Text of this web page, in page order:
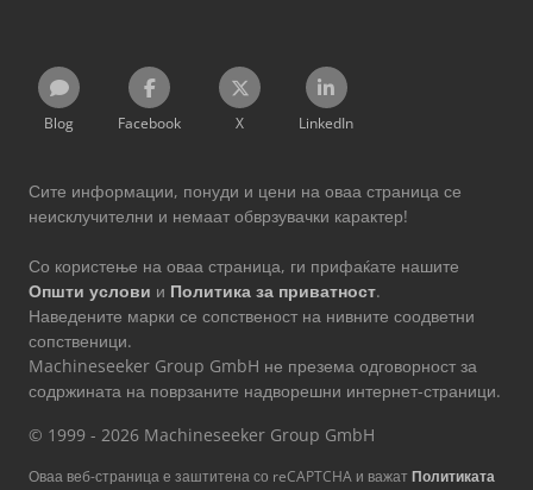
Blog Facebook X LinkedIn
Сите информации, понуди и цени на оваа страница се
неисклучителни и немаат обврзувачки карактер!
Со користење на оваа страница, ги прифаќате нашите
Општи услови и Политика за приватност.
Наведените марки се сопственост на нивните соодветни
сопственици.
Machineseeker Group GmbH не презема одговорност за
содржината на поврзаните надворешни интернет-страници.
© 1999 - 2026 Machineseeker Group GmbH
Оваа веб-страница е заштитена со reCAPTCHA и важат Политиката